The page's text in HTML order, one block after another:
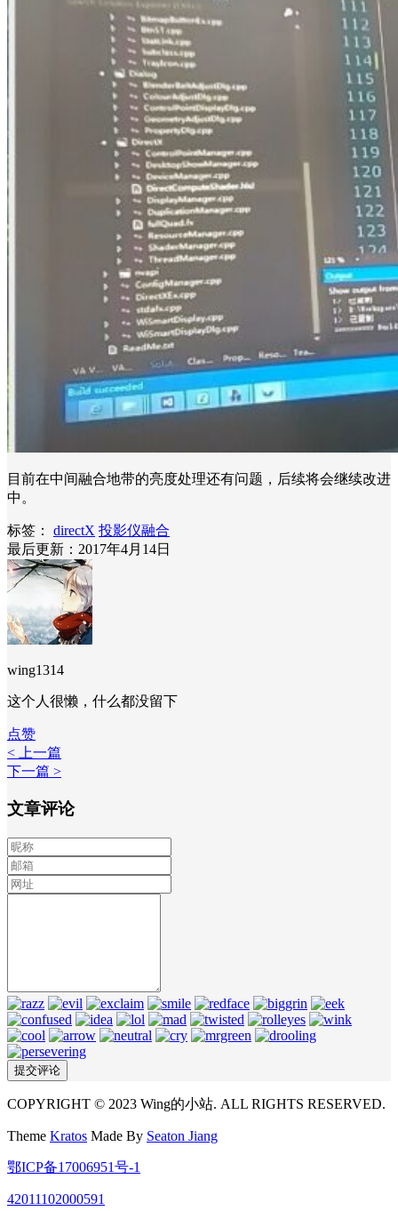
目前在中间融合地带的亮度处理还有问题，后续将会继续改进
中。
标签： directX 投影仪融合
最后更新：2017年4月14日
wing1314
这个人很懒，什么都没留下
点赞
< 上一篇
下一篇 >
文章评论
COPYRIGHT © 2023 Wing的小站. ALL RIGHTS RESERVED.
Theme Kratos Made By Seaton Jiang
鄂ICP备17006951号-1
42011102000591